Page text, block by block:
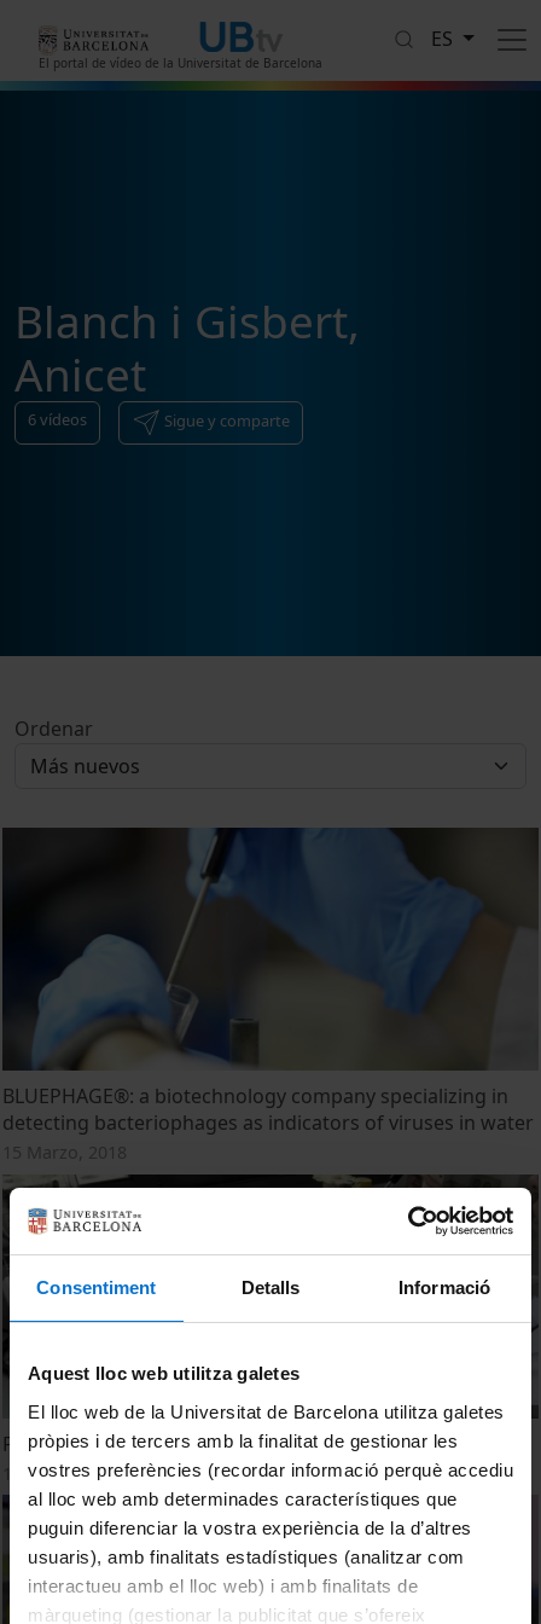
Consentiment Detalls Informació
Aquest lloc web utilitza galetes
El lloc web de la Universitat de Barcelona utilitza galetes
pròpies i de tercers amb la finalitat de gestionar les
vostres preferències (recordar informació perquè accediu
al lloc web amb determinades característiques que
puguin diferenciar la vostra experiència de la d’altres
usuaris), amb finalitats estadístiques (analitzar com
interactueu amb el lloc web) i amb finalitats de
màrqueting (gestionar la publicitat que s’ofereix
El portal de vídeo de la Universitat de Barcelona
ES
Blanch i Gisbert,
Anicet
6vídeos Sigue y comparte
Ordenar
BLUEPHAGE®: a biotechnology company specializing in
detecting bacteriophages as indicators of viruses in water
15 Marzo, 2018
Presentación de la spin-off de la UB: Bluephage®
12 Marzo, 2018